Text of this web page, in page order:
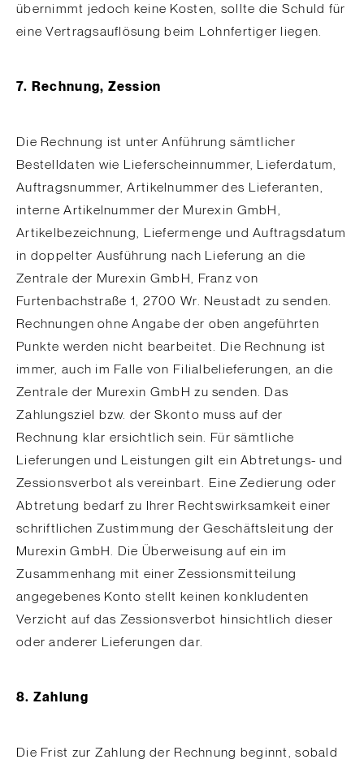
übernimmt jedoch keine Kosten, sollte die Schuld für
eine Vertragsauflösung beim Lohnfertiger liegen.
7. Rechnung, Zession
Die Rechnung ist unter Anführung sämtlicher
Bestelldaten wie Lieferscheinnummer, Lieferdatum,
Auftragsnummer, Artikelnummer des Lieferanten,
interne Artikelnummer der Murexin GmbH,
Artikelbezeichnung, Liefermenge und Auftragsdatum
in doppelter Ausführung nach Lieferung an die
Zentrale der Murexin GmbH, Franz von
Furtenbachstraße 1, 2700 Wr. Neustadt zu senden.
Rechnungen ohne Angabe der oben angeführten
Punkte werden nicht bearbeitet. Die Rechnung ist
immer, auch im Falle von Filialbelieferungen, an die
Zentrale der Murexin GmbH zu senden. Das
Zahlungsziel bzw. der Skonto muss auf der
Rechnung klar ersichtlich sein. Für sämtliche
Lieferungen und Leistungen gilt ein Abtretungs- und
Zessionsverbot als vereinbart. Eine Zedierung oder
Abtretung bedarf zu Ihrer Rechtswirksamkeit einer
schriftlichen Zustimmung der Geschäftsleitung der
Murexin GmbH. Die Überweisung auf ein im
Zusammenhang mit einer Zessionsmitteilung
angegebenes Konto stellt keinen konkludenten
Verzicht auf das Zessionsverbot hinsichtlich dieser
oder anderer Lieferungen dar.
8. Zahlung
Die Frist zur Zahlung der Rechnung beginnt, sobald